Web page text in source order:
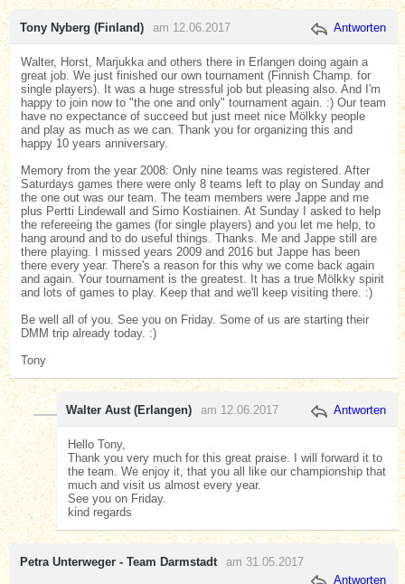
Tony Nyberg (Finland) am 12.06.2017 Antworten
Walter, Horst, Marjukka and others there in Erlangen doing again a
great job. We just finished our own tournament (Finnish Champ. for
single players). It was a huge stressful job but pleasing also. And I'm
happy to join now to "the one and only" tournament again. :) Our team
have no expectance of succeed but just meet nice Mölkky people
and play as much as we can. Thank you for organizing this and
happy 10 years anniversary.
Memory from the year 2008: Only nine teams was registered. After
Saturdays games there were only 8 teams left to play on Sunday and
the one out was our team. The team members were Jappe and me
plus Pertti Lindewall and Simo Kostiainen. At Sunday I asked to help
the refereeing the games (for single players) and you let me help, to
hang around and to do useful things. Thanks. Me and Jappe still are
there playing. I missed years 2009 and 2016 but Jappe has been
there every year. There's a reason for this why we come back again
and again. Your tournament is the greatest. It has a true Mölkky spirit
and lots of games to play. Keep that and we'll keep visiting there. :)
Be well all of you. See you on Friday. Some of us are starting their
DMM trip already today. :)
Tony
Walter Aust (Erlangen) am 12.06.2017 Antworten
Hello Tony,
Thank you very much for this great praise. I will forward it to
the team. We enjoy it, that you all like our championship that
much and visit us almost every year.
See you on Friday.
kind regards
Petra Unterweger - Team Darmstadt
am 31.05.2017
Antworten